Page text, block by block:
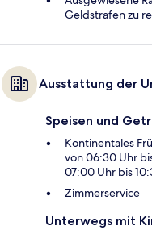
Geldstrafen zu
Ausstattung der
Speisen und
Kontinentales
von 06:30 Uhr
07:00 Uhr bis
Zimmerservice
Unterwegs mit